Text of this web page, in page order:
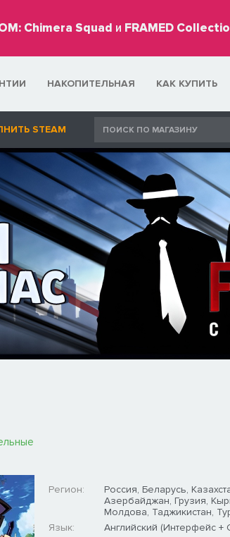
Chimera Squad и FRAMED
НАКОПИТЕЛЬНАЯ КАК КУПИТЬ
STEAM
Регион:
Россия, Беларусь,
Азербайджан, Грузия,
Молдова, Таджикистан,
Язык:
Английский (Интерфейс +